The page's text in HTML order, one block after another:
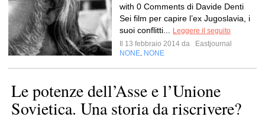
with 0 Comments di Davide Denti
Sei film per capire l’ex Jugoslavia, i
suoi conflitti...
Leggere il seguito
Il 13 febbraio 2014 da
Eastjournal
NONE NONE
Le potenze dell’Asse e l’Unione
Sovietica. Una storia da riscrivere?